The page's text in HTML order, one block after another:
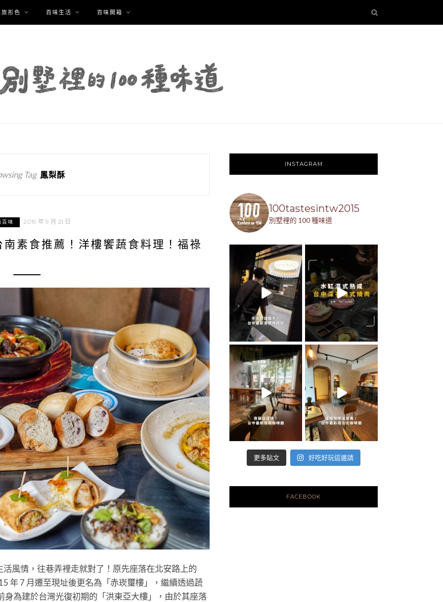
形色 百味生活 百味開箱
Tag 鳳梨酥
百味 2019 年 9 月 21 日
南素食推薦！洋樓饗蔬食料理！福祿
風情，往巷弄裡走就對了！原先座落在北安路上的
年 7 月遷至現址後更名為「赤崁璽樓」，繼續透過蔬
身為建於台灣光復初期的「洪東亞大樓」，由於其座落
INSTAGRAM
100tastesintw2015
別墅裡的 100 種味道
更多貼文 好吃好玩這邊請
FACEBOOK